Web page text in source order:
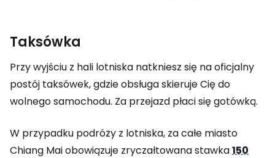
Taksówka
Przy wyjściu z hali lotniska natkniesz się na oficjalny
postój taksówek, gdzie obsługa skieruje Cię do
wolnego samochodu. Za przejazd płaci się gotówką.
W przypadku podróży z lotniska, za całe miasto
Chiang Mai obowiązuje zryczałtowana stawka150